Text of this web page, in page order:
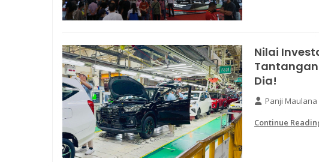
Nilai
Tantangan
Dia!
Panji Maulana
Continue